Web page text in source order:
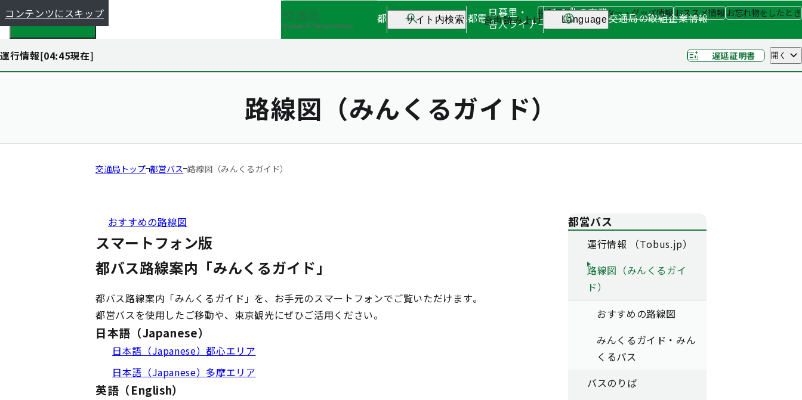
コンテンツにスキップ
都全体で探す 採用情報キャラクター・グッズ情報おススメ情報 お忘れ物をしたとき
サイト内検索 音声読み上げ Language
都営地下鉄 都営バス都電日暮里・
舎人ライナー
その他の事業
（関連事業）交通局の取組企業情報
運行情報[04:45現在] 遅延証明書 開く
路線図（みんくるガイド）
交通局トップ 都営バス 路線図（みんくるガイド）
おすすめの路線図
スマートフォン版
都バス路線案内「みんくるガイド」
都バス路線案内「みんくるガイド」を、お手元のスマートフォンでご覧いただけます。
都営バスを使用したご移動や、東京観光にぜひご活用ください。
日本語（Japanese）
日本語（Japanese）都心エリア
日本語（Japanese）多摩エリア
英語（English）
都営バス
運行情報 （Tobus.jp）
路線図（みんくるガイ
ド）
おすすめの路線図
みんくるガイド・みん
くるパス
バスのりば